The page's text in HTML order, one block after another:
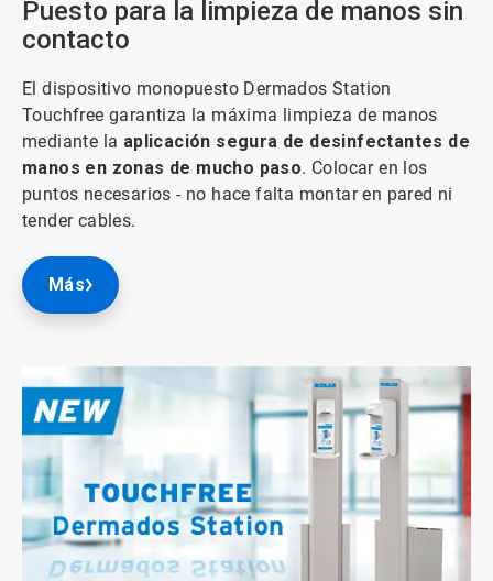
Puesto para la limpieza de manos sin
contacto
El dispositivo monopuesto Dermados Station
Touchfree garantiza la máxima limpieza de manos
mediante la aplicación segura de desinfectantes de
manos en zonas de mucho paso. Colocar en los
puntos necesarios - no hace falta montar en pared ni
tender cables.
Más